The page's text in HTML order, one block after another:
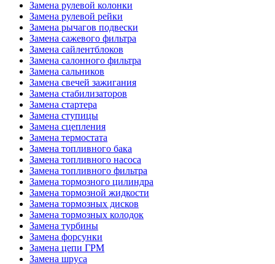
Замена рулевой колонки
Замена рулевой рейки
Замена рычагов подвески
Замена сажевого фильтра
Замена сайлентблоков
Замена салонного фильтра
Замена сальников
Замена свечей зажигания
Замена стабилизаторов
Замена стартера
Замена ступицы
Замена сцепления
Замена термостата
Замена топливного бака
Замена топливного насоса
Замена топливного фильтра
Замена тормозного цилиндра
Замена тормозной жидкости
Замена тормозных дисков
Замена тормозных колодок
Замена турбины
Замена форсунки
Замена цепи ГРМ
Замена шруса